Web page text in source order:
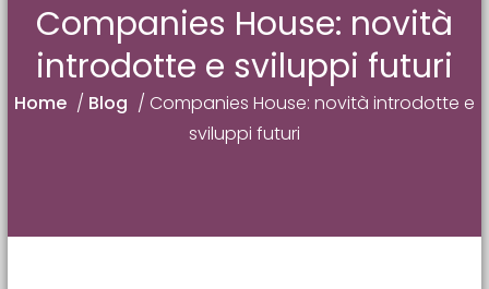
Companies House: novità
introdotte e sviluppi futuri
Home / Blog / Companies House: novità introdotte e
sviluppi futuri